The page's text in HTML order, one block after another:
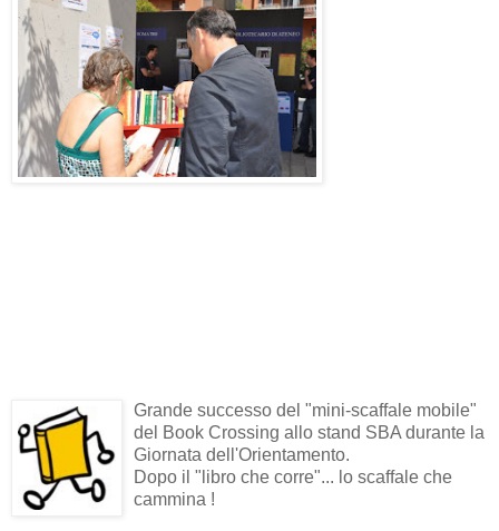
Grande successo del "mini-scaffale mobile"
del Book Crossing allo stand SBA durante la
Giornata dell'Orientamento.
Dopo il "libro che corre"... lo scaffale che
cammina !